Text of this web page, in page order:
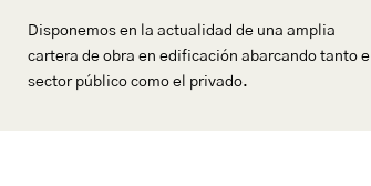
Disponemos en la actualidad de una amplia
cartera de obra en edificación abarcando tanto el
sector público como el privado.